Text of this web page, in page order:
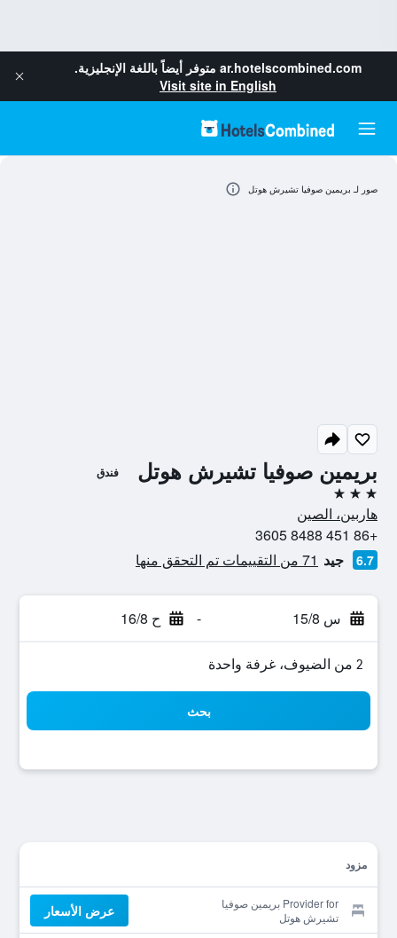
ar.hotelscombined.com متوفر أيضاً باللغة الإنجليزية.
Visit site in English
بريمين صوفيا تشيرش هوتل فندق
3 نجوم
هاربين، الصين
+86 451 8488 3605
6.7 جيد 71 من التقييمات تم التحقق منها
س 15/8 - ح 16/8
2 من الضيوف، غرفة واحدة
بحث
مزود
Provider for بريمين صوفيا
تشيرش هوتل
عرض الأسعار
صور لـ بريمين صوفيا تشيرش هوتل